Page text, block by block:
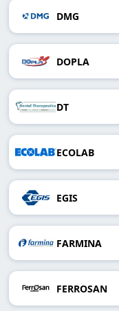
DMG
DOPLA
DT
ECOLAB
EGIS
FARMINA
FERROSAN